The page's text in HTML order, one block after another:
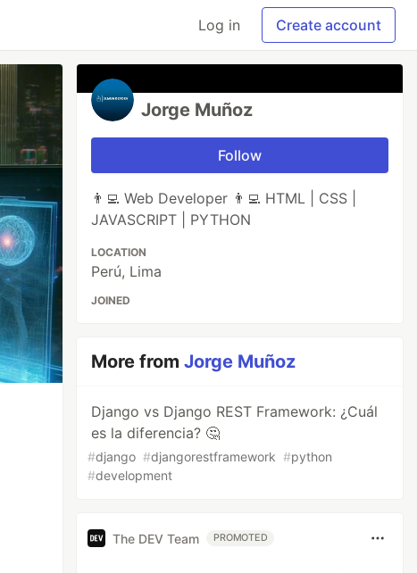
Log in Create account
Jorge Muñoz
Follow
👨‍💻 Web Developer 👨‍💻 HTML | CSS |
JAVASCRIPT | PYTHON
LOCATION
Perú, Lima
JOINED
More fromJorge Muñoz
Django vs Django REST Framework: ¿Cuál
es la diferencia? 🤔
#django #djangorestframework #python
#development
The DEV Team PROMOTED